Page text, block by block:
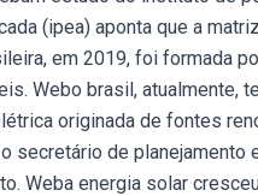
(ipea) aponta que a matriz
em 2019, foi formada
Webo brasil, atualmente,
originada de fontes
secretário de planejamento
Weba energia solar